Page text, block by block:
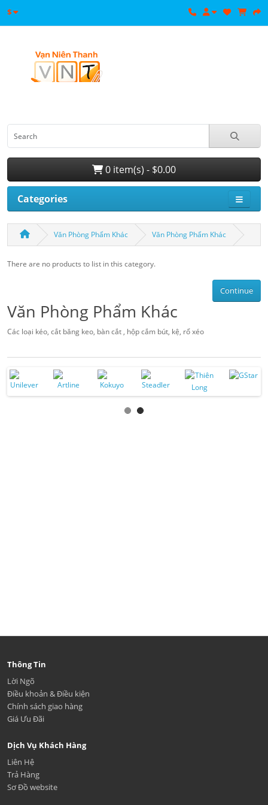
$
0 item(s) - $0.00
Categories
Văn Phòng Phẩm Khác Văn Phòng Phẩm Khác
There are no products to list in this category.
Continue
Văn Phòng Phẩm Khác
Các loại kéo, cắt băng keo, bàn cắt , hộp cắm bút, kệ, rổ xéo
Thông Tin
Lời Ngõ
Điều khoản & Điều kiện
Chính sách giao hàng
Giá Ưu Đãi
Dịch Vụ Khách Hàng
Liên Hệ
Trả Hàng
Sơ Đồ website